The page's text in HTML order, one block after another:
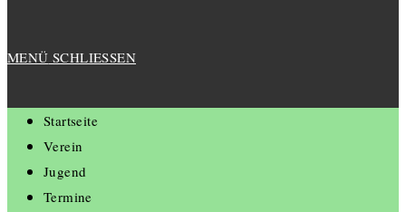
MENÜ SCHLIESSEN
Startseite
Verein
Jugend
Termine